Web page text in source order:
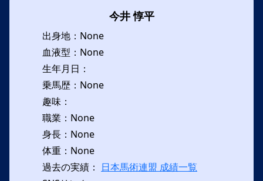
今井 惇平
出身地：None
血液型：None
生年月日：
乗馬歴：None
趣味：
職業：None
身長：None
体重：None
過去の実績： 日本馬術連盟 成績一覧